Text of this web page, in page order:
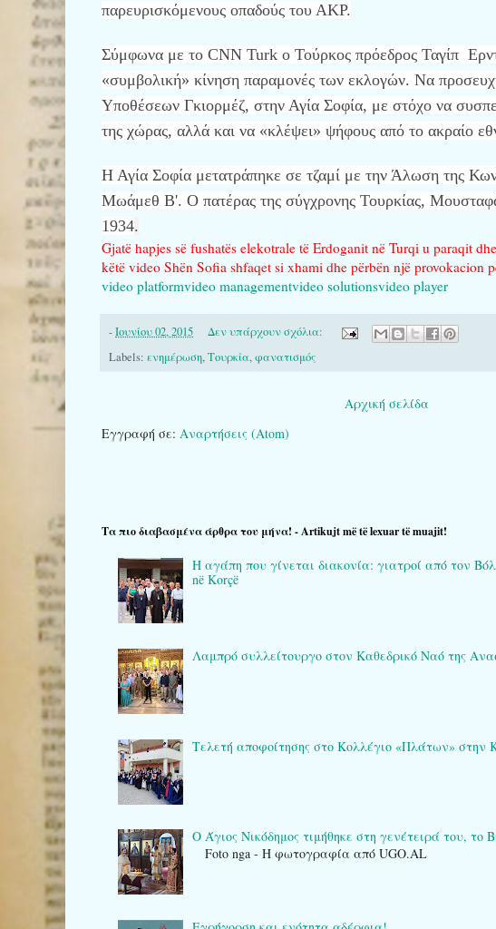
παρευρισκόμενους οπαδούς του ΑΚΡ.
Σύμφωνα με το CNN Turk ο Τούρκος πρόεδρος Ταγίπ
«συμβολική» κίνηση παραμονές των εκλογών. Να
Υποθέσεων Γκιορμέζ, στην Αγία Σοφία, με στόχο να
της χώρας, αλλά και να «κλέψει» ψήφους από το ακραίο
Η Αγία Σοφία μετατράπηκε σε τζαμί με την Άλωση της
Μωάμεθ Β'. Ο πατέρας της σύγχρονης Τουρκίας,
1934.
Gjatë hapjes së fushatës elekotrale të Erdoganit në Turqi u paraqit
këtë video Shën Sofia shfaqet si xhami dhe përbën një provokacion
video platformvideo managementvideo solutionsvideo player
-Ιουνίου 02, 2015
Δεν υπάρχουν σχόλια:
Labels: ενημέρωση,Τουρκία,φανατισμός
Αρχική σελίδα
Εγγραφή σε: Αναρτήσεις (Atom)
Τα πιο διαβασμένα άρθρα του μήνα! - Artikujt më të lexuar të muajit!
Η αγάπη που γίνεται διακονία: γιατροί από τον
në Korçë
Λαμπρό συλλείτουργο στον Καθεδρικό Ναό της
Τελετή αποφοίτησης στο Κολλέγιο «Πλάτων» στην
Ο Άγιος Νικόδημος τιμήθηκε στη γενέτειρά του,
Foto nga - Η φωτογραφία από UGO.AL